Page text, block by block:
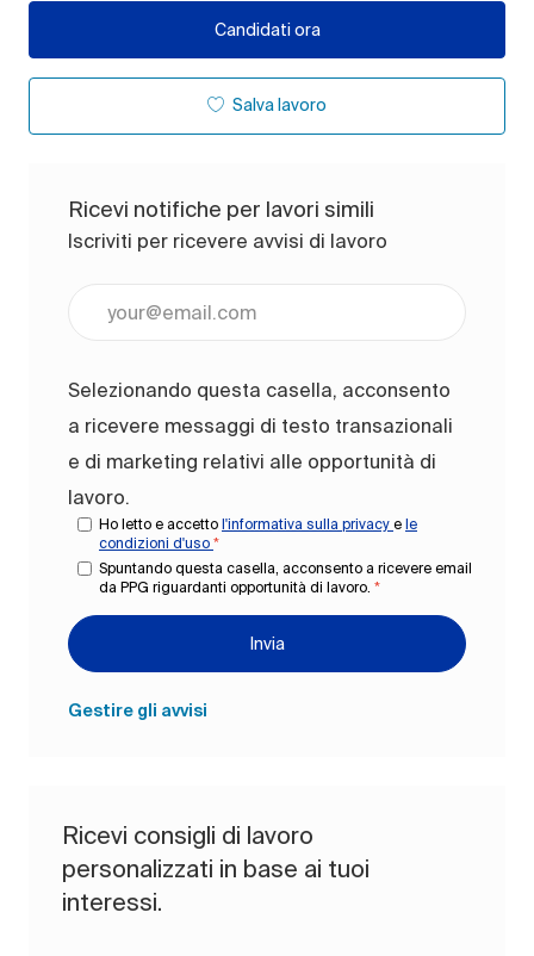
Candidati ora
Salva lavoro
Ricevi notifiche per lavori simili
Iscriviti per ricevere avvisi di lavoro
Selezionando questa casella, acconsento
a ricevere messaggi di testo transazionali
e di marketing relativi alle opportunità di
lavoro.
Ho letto e accetto l'informativa sulla privacy e le
condizioni d'uso *
Spuntando questa casella, acconsento a ricevere email
da PPG riguardanti opportunità di lavoro. *
Invia
Gestire gli avvisi
Ricevi consigli di lavoro
personalizzati in base ai tuoi
interessi.